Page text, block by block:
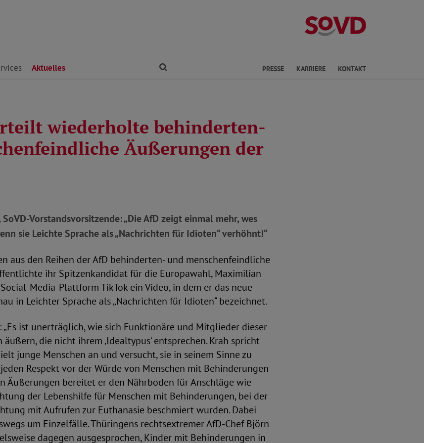
Aktuelles PRESSE KARRIERE KONTAKT
wiederholte behinderten-
Äußerungen der
Vorstandsvorsitzende: „Die AfD zeigt einmal mehr, wes
sie Leichte Sprache als „Nachrichten für Idioten“ verhöhnt!“
aus den Reihen der AfD behinderten- und menschenfeindliche
ihr Spitzenkandidat für die Europawahl, Maximilian
Media-Plattform TikTok ein Video, in dem er das neue
in Leichter Sprache als „Nachrichten für Idioten“ bezeichnet.
„Es ist unerträglich, wie sich Funktionäre und Mitglieder dieser
die nicht ihrem ‚Idealtypus‘ entsprechen. Krah spricht
junge Menschen an und versucht, sie in seinem Sinne zu
Respekt vor der Würde von Menschen mit Behinderungen
Äußerungen bereitet er den Nährboden für Anschläge wie
der Lebenshilfe für Menschen mit Behinderungen, bei der
mit Aufrufen zur Euthanasie beschmiert wurden. Dabei
um Einzelfälle. Thüringens rechtsextremer AfD-Chef Björn
dagegen ausgesprochen, Kinder mit Behinderungen in